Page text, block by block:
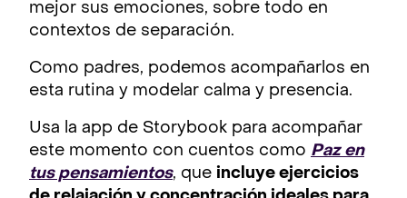
mejor sus emociones, sobre todo en
contextos de separación.
Como padres, podemos acompañarlos en
esta rutina y modelar calma y presencia.
Usa la app de Storybook para acompañar
este momento con cuentos como Paz en
tus pensamientos, que incluye ejercicios